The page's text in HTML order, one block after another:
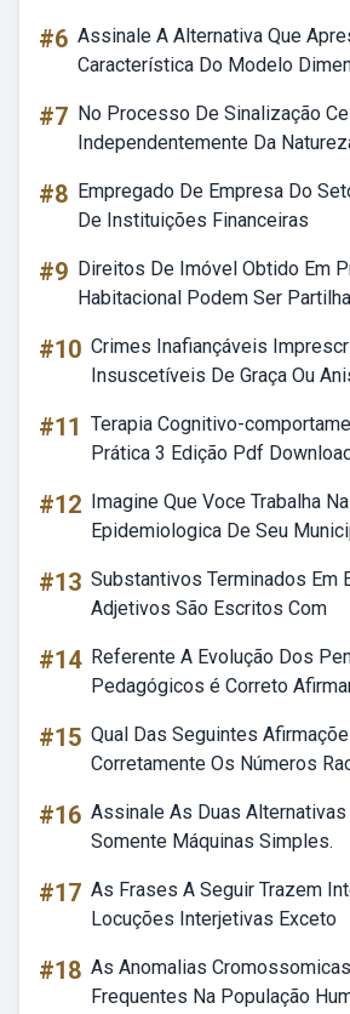
#6 Assinale A Alternativa Que
Característica Do Modelo
#7 No Processo De Sinalização
Independentemente Da
#8 Empregado De Empresa Do
De Instituições Financeiras
#9 Direitos De Imóvel Obtido Em
Habitacional Podem Ser
#10 Crimes Inafiançáveis
Insuscetíveis De Graça Ou
#11 Terapia Cognitivo-
Prática 3 Edição Pdf
#12 Imagine Que Voce Trabalha
Epidemiologica De Seu
#13 Substantivos Terminados Em
Adjetivos São Escritos Com
#14 Referente A Evolução Dos
Pedagógicos é Correto
#15 Qual Das Seguintes
Corretamente Os Números
#16 Assinale As Duas
Somente Máquinas Simples.
#17 As Frases A Seguir Trazem
Locuções Interjetivas Exceto
#18 As Anomalias
Frequentes Na População